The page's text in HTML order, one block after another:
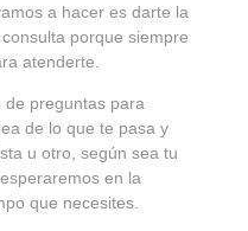
a hacer es darte la
porque siempre
atenderte.
preguntas para
de lo que te pasa y
u otro, según sea tu
en la
que necesites.